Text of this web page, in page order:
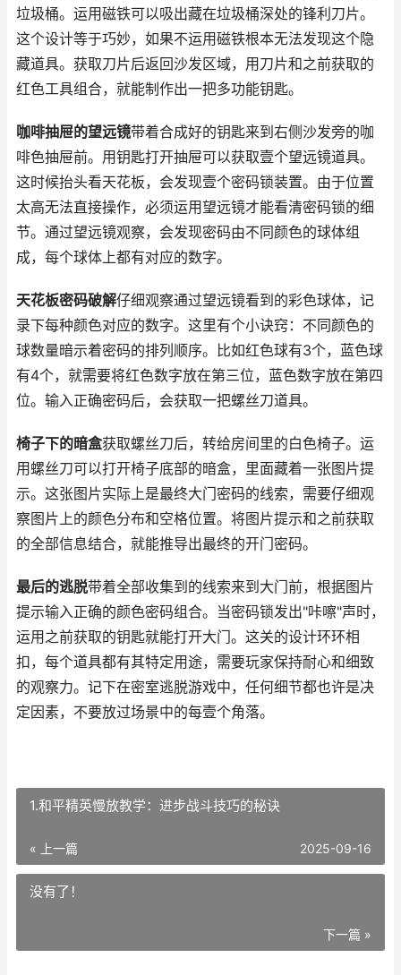
垃圾桶。运用磁铁可以吸出藏在垃圾桶深处的锋利刀片。
这个设计等于巧妙，如果不运用磁铁根本无法发现这个隐
藏道具。获取刀片后返回沙发区域，用刀片和之前获取的
红色工具组合，就能制作出一把多功能钥匙。
咖啡抽屉的望远镜带着合成好的钥匙来到右侧沙发旁的咖
啡色抽屉前。用钥匙打开抽屉可以获取壹个望远镜道具。
这时候抬头看天花板，会发现壹个密码锁装置。由于位置
太高无法直接操作，必须运用望远镜才能看清密码锁的细
节。通过望远镜观察，会发现密码由不同颜色的球体组
成，每个球体上都有对应的数字。
天花板密码破解仔细观察通过望远镜看到的彩色球体，记
录下每种颜色对应的数字。这里有个小诀窍：不同颜色的
球数量暗示着密码的排列顺序。比如红色球有3个，蓝色球
有4个，就需要将红色数字放在第三位，蓝色数字放在第四
位。输入正确密码后，会获取一把螺丝刀道具。
椅子下的暗盒获取螺丝刀后，转给房间里的白色椅子。运
用螺丝刀可以打开椅子底部的暗盒，里面藏着一张图片提
示。这张图片实际上是最终大门密码的线索，需要仔细观
察图片上的颜色分布和空格位置。将图片提示和之前获取
的全部信息结合，就能推导出最终的开门密码。
最后的逃脱带着全部收集到的线索来到大门前，根据图片
提示输入正确的颜色密码组合。当密码锁发出"咔嚓"声时，
运用之前获取的钥匙就能打开大门。这关的设计环环相
扣，每个道具都有其特定用途，需要玩家保持耐心和细致
的观察力。记下在密室逃脱游戏中，任何细节都也许是决
定因素，不要放过场景中的每壹个角落。
1.和平精英慢放教学：进步战斗技巧的秘诀
« 上一篇 2025-09-16
没有了！
下一篇 »